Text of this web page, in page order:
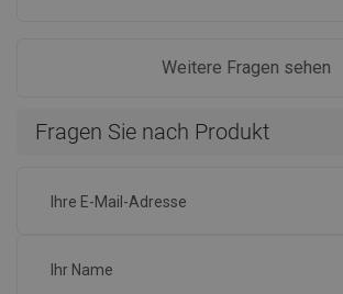
Weitere Fragen sehen
Fragen Sie nach Produkt